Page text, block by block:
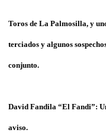
Toros de La Palmosilla, y
terciados y algunos
conjunto.
David Fandila “El Fandi”:
aviso.